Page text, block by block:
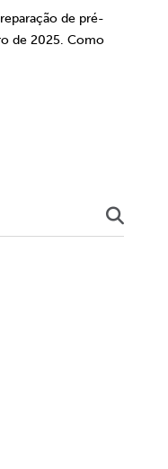
de pré-
de 2025. Como